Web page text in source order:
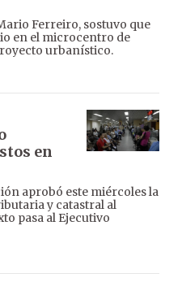
Ferreiro, sostuvo que
en el microcentro de
urbanístico.
en
aprobó este miércoles la
y catastral al
pasa al Ejecutivo